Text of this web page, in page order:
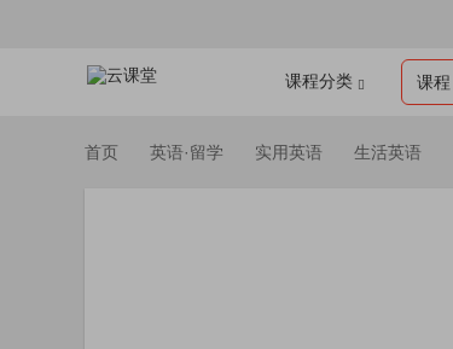
课程分类 课程
首页 英语·留学 实用英语 生活英语